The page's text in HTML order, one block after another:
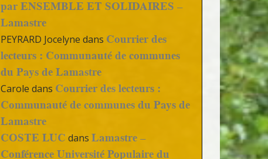
par ENSEMBLE ET SOLIDAIRES –
Lamastre
PEYRARD Jocelyne dans Courrier des
lecteurs : Communauté de communes
du Pays de Lamastre
Carole dans Courrier des lecteurs :
Communauté de communes du Pays de
Lamastre
COSTE LUC dansLamastre –
Conférence Université Populaire du